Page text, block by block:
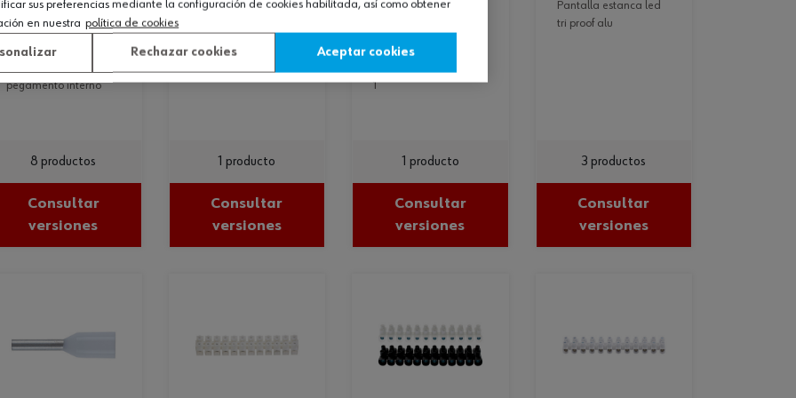
sin pegamento
interno
funda termorretráctil
pegamento interno
8 productos
Consultar
versiones
llave de armario de
1 producto
Consultar
versiones
universal 10 en
1
llave para armario de
1
1 producto
Consultar
versiones
pantalla estanca led
tri proof alu
3 productos
Consultar
versiones
sus preferencias mediante la configuración de cookies habilitada, así como obtener
en nuestra política de cookies
Rechazar cookies Aceptar cookies